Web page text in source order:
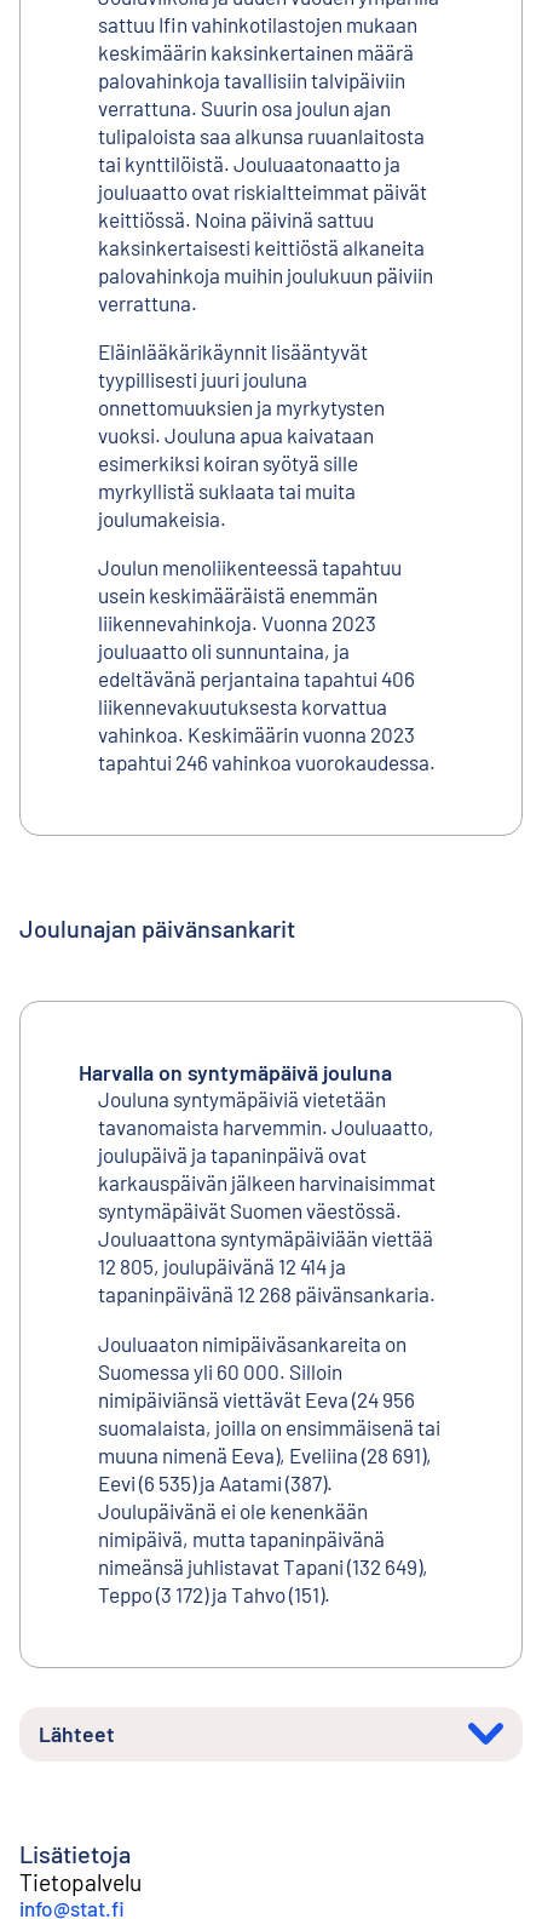
sattuu Ifin vahinkotilastojen mukaan
keskimäärin kaksinkertainen määrä
palovahinkoja tavallisiin talvipäiviin
verrattuna. Suurin osa joulun ajan
tulipaloista saa alkunsa ruuanlaitosta
tai kynttilöistä. Jouluaatonaatto ja
jouluaatto ovat riskialtteimmat päivät
keittiössä. Noina päivinä sattuu
kaksinkertaisesti keittiöstä alkaneita
palovahinkoja muihin joulukuun päiviin
verrattuna.
Eläinlääkärikäynnit lisääntyvät
tyypillisesti juuri jouluna
onnettomuuksien ja myrkytysten
vuoksi. Jouluna apua kaivataan
esimerkiksi koiran syötyä sille
myrkyllistä suklaata tai muita
joulumakeisia.
Joulun menoliikenteessä tapahtuu
usein keskimääräistä enemmän
liikennevahinkoja. Vuonna 2023
jouluaatto oli sunnuntaina, ja
edeltävänä perjantaina tapahtui 406
liikennevakuutuksesta korvattua
vahinkoa. Keskimäärin vuonna 2023
tapahtui 246 vahinkoa vuorokaudessa.
Joulunajan päivänsankarit
Harvalla on syntymäpäivä jouluna
Jouluna syntymäpäiviä vietetään
tavanomaista harvemmin. Jouluaatto,
joulupäivä ja tapaninpäivä ovat
karkauspäivän jälkeen harvinaisimmat
syntymäpäivät Suomen väestössä.
Jouluaattona syntymäpäiviään viettää
12 805, joulupäivänä 12 414 ja
tapaninpäivänä 12 268 päivänsankaria.
Jouluaaton nimipäiväsankareita on
Suomessa yli 60 000. Silloin
nimipäiviänsä viettävät Eeva (24 956
suomalaista, joilla on ensimmäisenä tai
muuna nimenä Eeva), Eveliina (28 691),
Eevi (6 535) ja Aatami (387).
Joulupäivänä ei ole kenenkään
nimipäivä, mutta tapaninpäivänä
nimeänsä juhlistavat Tapani (132 649),
Teppo (3 172) ja Tahvo (151).
Lähteet
Lisätietoja
Tietopalvelu
info@stat.fi